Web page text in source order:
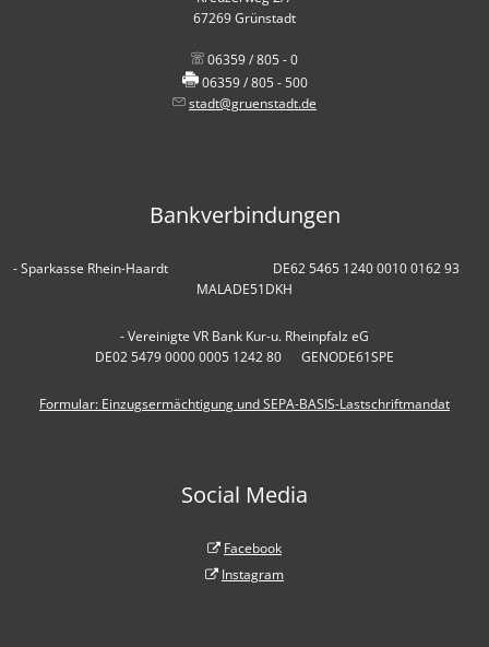
67269 Grünstadt
06359 / 805 - 0
06359 / 805 - 500
stadt@gruenstadt.de
Bankverbindungen
- Sparkasse Rhein-Haardt DE62 5465 1240 0010 0162 93
MALADE51DKH
- Vereinigte VR Bank Kur-u. Rheinpfalz eG
DE02 5479 0000 0005 1242 80 GENODE61SPE
Formular: Einzugsermächtigung und SEPA-BASIS-Lastschriftmandat
Social Media
Facebook
Instagram